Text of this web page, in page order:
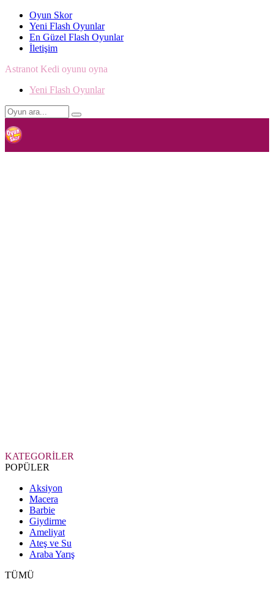
Oyun Skor
Yeni Flash Oyunlar
En Güzel Flash Oyunlar
İletişim
Astranot Kedi oyunu oyna
Yeni Flash Oyunlar
KATEGORİLER
POPÜLER
Aksiyon
Macera
Barbie
Giydirme
Ameliyat
Ateş ve Su
Araba Yarış
TÜMÜ